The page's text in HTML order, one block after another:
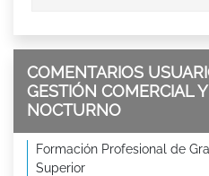
COMENTARIOS
GESTIÓN COMERCIAL
NOCTURNO
Formación Profesional de
Superior